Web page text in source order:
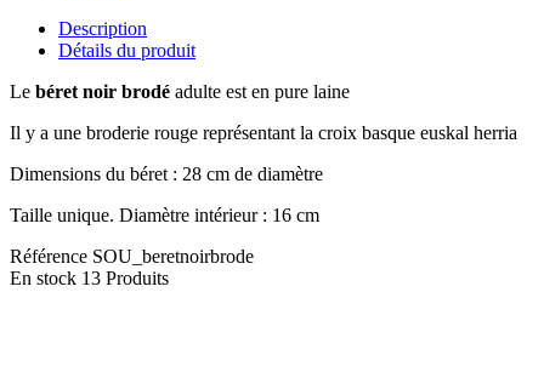
Description
Détails du produit
Le béret noir brodé adulte est en pure laine
Il y a une broderie rouge représentant la croix basque euskal herria
Dimensions du béret : 28 cm de diamètre
Taille unique. Diamètre intérieur : 16 cm
Référence SOU_beretnoirbrode
En stock 13 Produits